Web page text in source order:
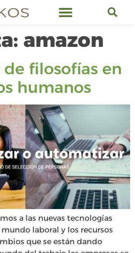
amazon
filosofías en
humanos
a las nuevas tecnologías
laboral y los recursos
que se están dando